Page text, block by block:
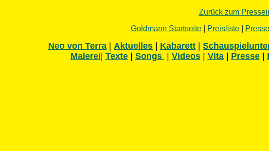
Zurück zum
Goldmann Startseite| Preisliste| Presse
Neo von Terra Aktuelles Kabarett
Malerei Texte| Songs Videos| Vita| Presse|